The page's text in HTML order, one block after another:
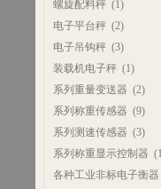
螺旋配料秤(1)
电子平台秤(2)
电子吊钩秤(3)
装载机电子秤(1)
系列重量变送器 (2)
系列称重传感器 (9)
系列测速传感器 (3)
系列称重显示控制器
各种工业非标电子衡器